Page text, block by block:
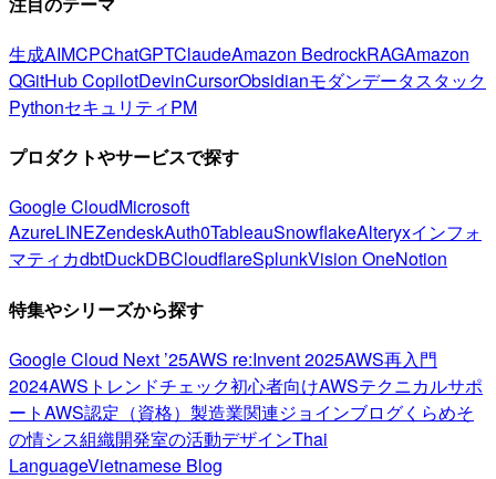
生成AIMCPChatGPTClaudeAmazon BedrockRAGAmazon
QGitHub CopilotDevinCursorObsidianモダンデータスタック
PythonセキュリティPM
プロダクトやサービスで探す
Google CloudMicrosoft
AzureLINEZendeskAuth0TableauSnowflakeAlteryxインフォ
マティカdbtDuckDBCloudflareSplunkVision OneNotion
特集やシリーズから探す
Google Cloud Next ’25AWS re:Invent 2025AWS再入門
2024AWSトレンドチェック初心者向けAWSテクニカルサポ
ートAWS認定（資格） 製造業関連ジョインブログくらめそ
の情シス組織開発室の活動デザインThai
LanguageVietnamese Blog